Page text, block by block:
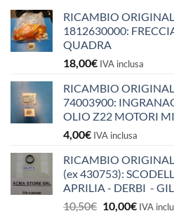
RICAMBIO
1812630000:
QUADRA
18,00€ IVA inclusa
RICAMBIO
74003900:
OLIO Z22 MOTORI
4,00€ IVA inclusa
RICAMBIO
(ex 430753):
APRILIA - DERBI -
10,50€ Il
10,00€IlIVA